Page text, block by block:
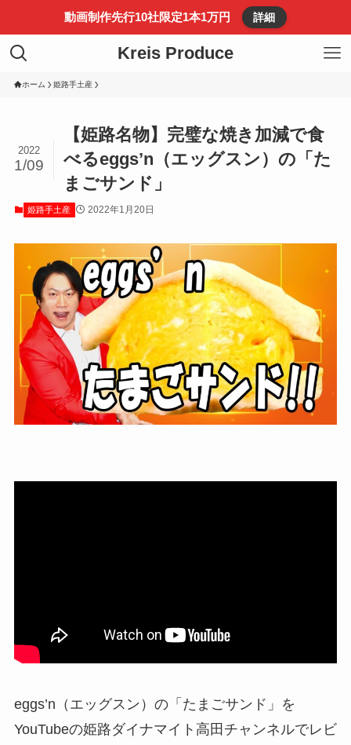
動画制作先行10社限定1本1万円 詳細
Kreis Produce
ホーム 姫路手土産
【姫路名物】完璧な焼き加減で食
べるeggs’n（エッグスン）の「た
まごサンド」
2022
1/09
姫路手土産 2022年1月20日
eggs’n（エッグスン）の「たまごサンド」を
YouTubeの姫路ダイナマイト高田チャンネルでレビ